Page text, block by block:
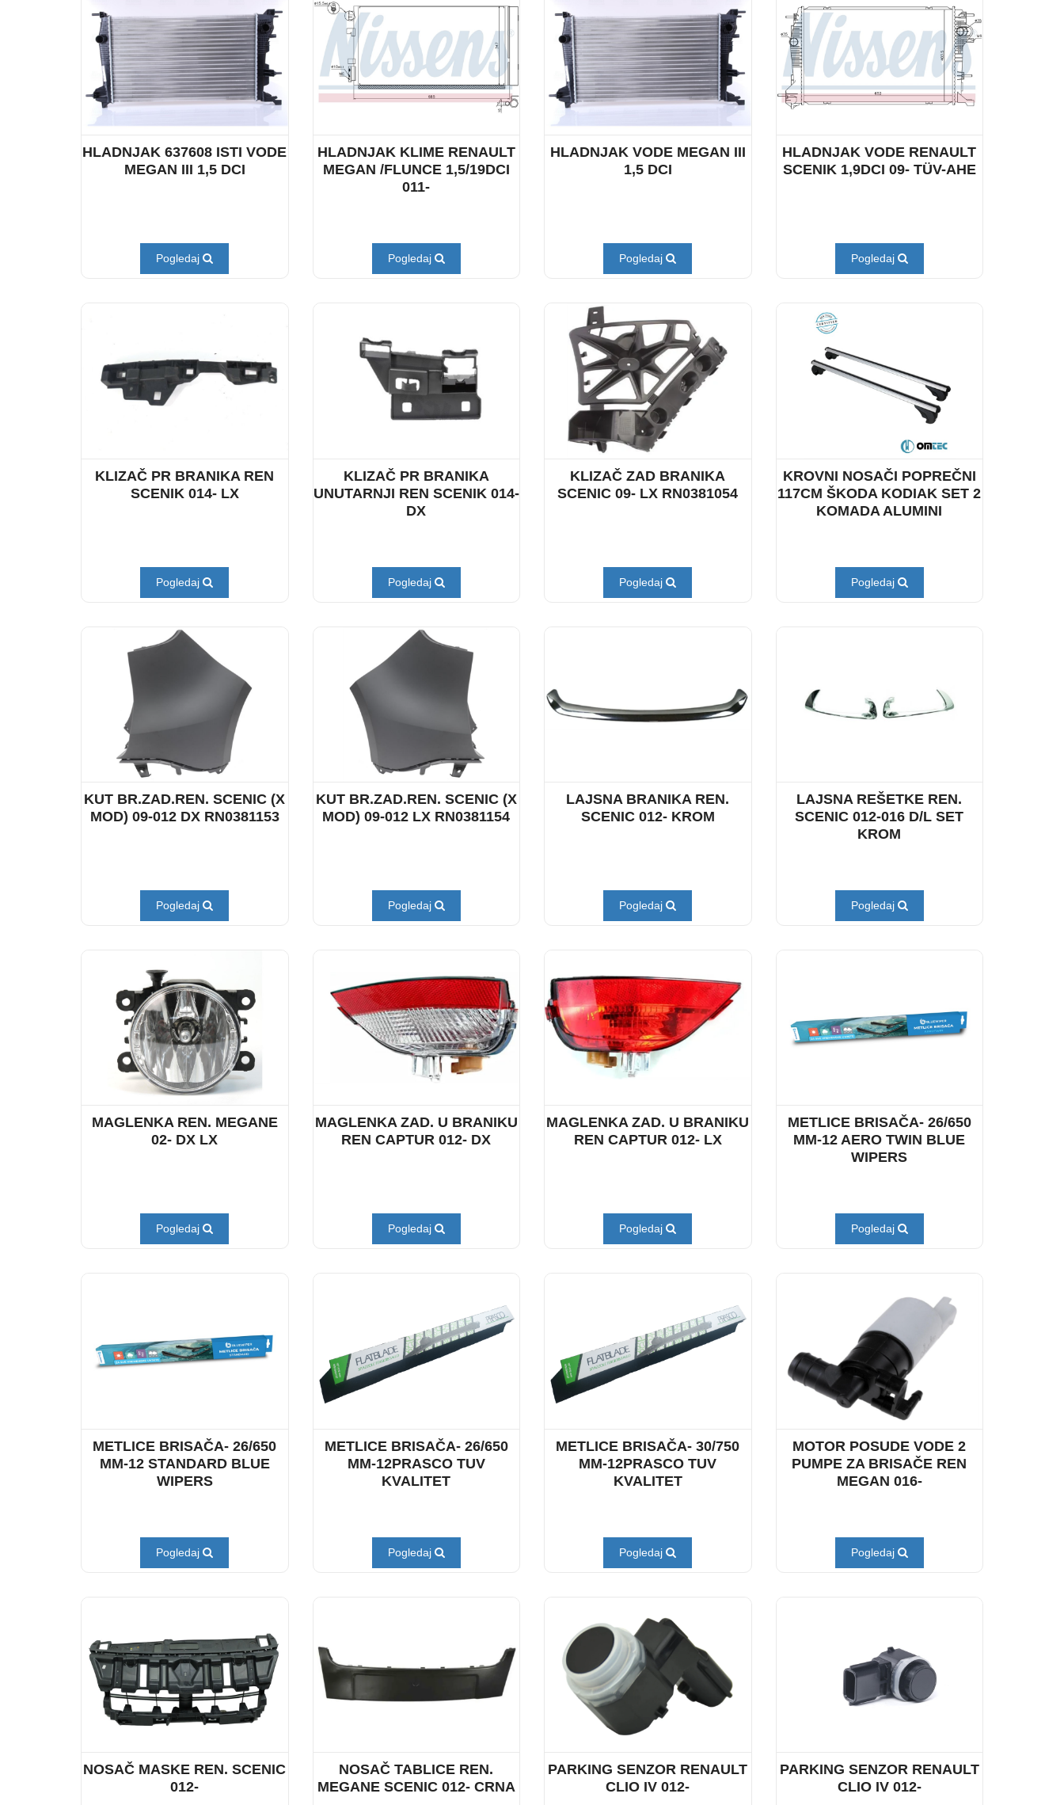
HLADNJAK 637608 ISTI VODE
MEGAN III 1,5 DCI
Pogledaj
HLADNJAK KLIME RENAULT
MEGAN /FLUNCE 1,5/19DCI
011-
Pogledaj
HLADNJAK VODE MEGAN III
1,5 DCI
Pogledaj
HLADNJAK VODE RENAULT
SCENIK 1,9DCI 09- TÜV-AHE
Pogledaj
KLIZAČ PR BRANIKA REN
SCENIK 014- LX
Pogledaj
KLIZAČ PR BRANIKA
UNUTARNJI REN SCENIK 014-
DX
Pogledaj
KLIZAČ ZAD BRANIKA
SCENIC 09- LX RN0381054
Pogledaj
KROVNI NOSAČI POPREČNI
117CM ŠKODA KODIAK SET 2
KOMADA ALUMINI
Pogledaj
KUT BR.ZAD.REN. SCENIC (X
MOD) 09-012 DX RN0381153
Pogledaj
KUT BR.ZAD.REN. SCENIC (X
MOD) 09-012 LX RN0381154
Pogledaj
LAJSNA BRANIKA REN.
SCENIC 012- KROM
Pogledaj
LAJSNA REŠETKE REN.
SCENIC 012-016 D/L SET
KROM
Pogledaj
MAGLENKA REN. MEGANE
02- DX LX
Pogledaj
MAGLENKA ZAD. U BRANIKU
REN CAPTUR 012- DX
Pogledaj
MAGLENKA ZAD. U BRANIKU
REN CAPTUR 012- LX
Pogledaj
METLICE BRISAČA- 26/650
MM-12 AERO TWIN BLUE
WIPERS
Pogledaj
METLICE BRISAČA- 26/650
MM-12 STANDARD BLUE
WIPERS
Pogledaj
METLICE BRISAČA- 26/650
MM-12PRASCO TUV
KVALITET
Pogledaj
METLICE BRISAČA- 30/750
MM-12PRASCO TUV
KVALITET
Pogledaj
MOTOR POSUDE VODE 2
PUMPE ZA BRISAČE REN
MEGAN 016-
Pogledaj
NOSAČ MASKE REN. SCENIC
012-
NOSAČ TABLICE REN.
MEGANE SCENIC 012- CRNA
PARKING SENZOR RENAULT
CLIO IV 012-
PARKING SENZOR RENAULT
CLIO IV 012-